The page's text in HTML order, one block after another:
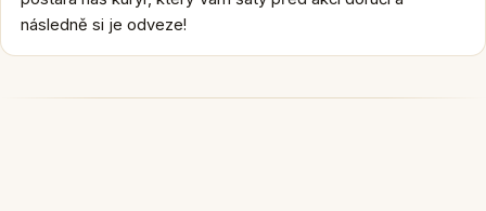
následně si je odveze!